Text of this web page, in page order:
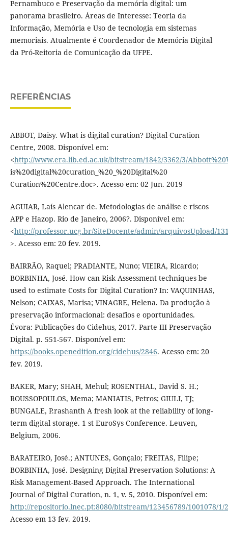
Pernambuco e Preservação da memória digital: um
panorama brasileiro. Áreas de Interesse: Teoria da
Informação, Memória e Uso de tecnologia em sistemas
memoriais. Atualmente é Coordenador de Memória Digital
da Pró-Reitoria de Comunicação da UFPE.
REFERÊNCIAS
ABBOT, Daisy. What is digital curation? Digital Curation
Centre, 2008. Disponível em:
<http://www.era.lib.ed.ac.uk/bitstream/1842/3362/3/
is%20digital%20curation_%20_%20Digital%20
Curation%20Centre.doc>. Acesso em: 02 Jun. 2019
AGUIAR, Laís Alencar de. Metodologias de análise e riscos
APP e Hazop. Rio de Janeiro, 2006?. Disponível em:
<http://professor.ucg.br/SiteDocente/admin/arquivosUpload/
>. Acesso em: 20 fev. 2019.
BAIRRÃO, Raquel; PRADIANTE, Nuno; VIEIRA, Ricardo;
BORBINHA, José. How can Risk Assessment techniques be
used to estimate Costs for Digital Curation? In: VAQUINHAS,
Nelson; CAIXAS, Marisa; VINAGRE, Helena. Da produção à
preservação informacional: desafios e oportunidades.
Évora: Publicações do Cidehus, 2017. Parte III Preservação
Digital. p. 551-567. Disponível em:
https://books.openedition.org/cidehus/2846. Acesso em: 20
fev. 2019.
BAKER, Mary; SHAH, Mehul; ROSENTHAL, David S. H.;
ROUSSOPOULOS, Mema; MANIATIS, Petros; GIULI, TJ;
BUNGALE, P.rashanth A fresh look at the reliability of long-
term digital storage. 1 st EuroSys Conference. Leuven,
Belgium, 2006.
BARATEIRO, José.; ANTUNES, Gonçalo; FREITAS, Filipe;
BORBINHA, José. Designing Digital Preservation Solutions: A
Risk Management-Based Approach. The International
Journal of Digital Curation, n. 1, v. 5, 2010. Disponível em:
http://repositorio.lnec.pt:8080/bitstream/123456789/1001078/1/
Acesso em 13 fev. 2019.